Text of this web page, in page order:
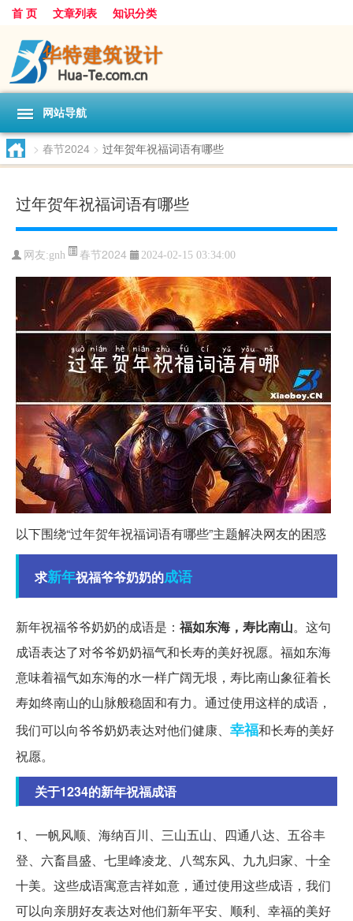
首 页 文章列表 知识分类
网站导航
> 春节2024 > 过年贺年祝福词语有哪些
过年贺年祝福词语有哪些
网友:gnh 春节2024 2024-02-15 03:34:00
以下围绕“过年贺年祝福词语有哪些”主题解决网友的困惑
求新年祝福爷爷奶奶的成语
新年祝福爷爷奶奶的成语是： 福如东海，寿比南山。这句
成语表达了对爷爷奶奶福气和长寿的美好祝愿。福如东海
意味着福气如东海的水一样广阔无垠，寿比南山象征着长
寿如终南山的山脉般稳固和有力。通过使用这样的成语，
我们可以向爷爷奶奶表达对他们健康、 幸福和长寿的美好
祝愿。
关于1234的新年祝福成语
1、一帆风顺、海纳百川、三山五山、四通八达、五谷丰
登、六畜昌盛、七里峰凌龙、八驾东风、九九归家、十全
十美。这些成语寓意吉祥如意，通过使用这些成语，我们
可以向亲朋好友表达对他们新年平安、顺利、幸福的美好